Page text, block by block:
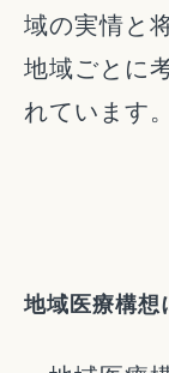
域の実情と
地域ごとに
れています。
地域医療構想